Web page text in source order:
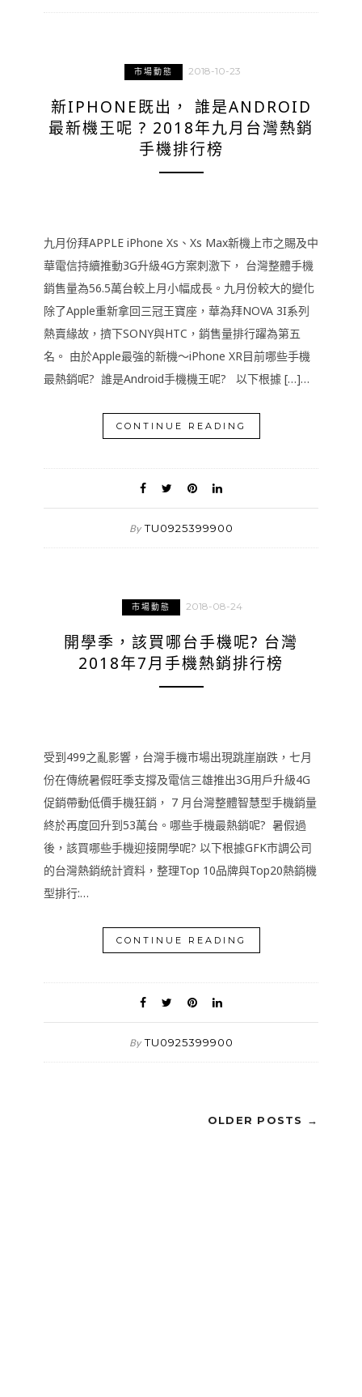
市場動態 2018-10-23
新IPHONE既出， 誰是ANDROID
最新機王呢 ? 2018年九月台灣熱銷
手機排行榜
九月份拜APPLE iPhone Xs、Xs Max新機上市之賜及中
華電信持續推動3G升級4G方案刺激下， 台灣整體手機
銷售量為56.5萬台較上月小幅成長。九月份較大的變化
除了Apple重新拿回三冠王寶座，華為拜NOVA 3I系列
熱賣緣故，擠下SONY與HTC，銷售量排行躍為第五
名。 由於Apple最強的新機～iPhone XR目前哪些手機
最熱銷呢? 誰是Android手機機王呢? 以下根據 […]…
CONTINUE READING
By TU0925399900
市場動態 2018-08-24
開學季，該買哪台手機呢? 台灣
2018年7月手機熱銷排行榜
受到499之亂影響，台灣手機市場出現跳崖崩跌，七月
份在傳統暑假旺季支撐及電信三雄推出3G用戶升級4G
促銷帶動低價手機狂銷， 7 月台灣整體智慧型手機銷量
終於再度回升到53萬台。哪些手機最熱銷呢? 暑假過
後，該買哪些手機迎接開學呢? 以下根據GFK市調公司
的台灣熱銷統計資料，整理Top 10品牌與Top20熱銷機
型排行:…
CONTINUE READING
By TU0925399900
OLDER POSTS →